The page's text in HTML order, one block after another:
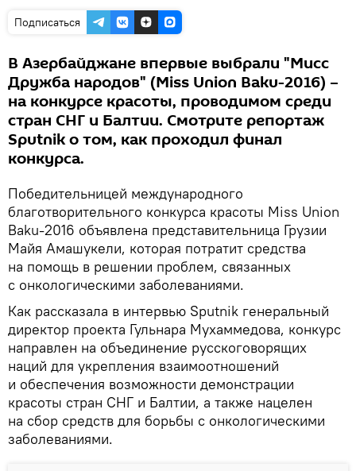
Подписаться
В Азербайджане впервые выбрали "Мисс
Дружба народов" (Miss Union Baku-2016) –
на конкурсе красоты, проводимом среди
стран СНГ и Балтии. Смотрите репортаж
Sputnik о том, как проходил финал
конкурса.
Победительницей международного
благотворительного конкурса красоты Miss Union
Baku-2016 объявлена представительница Грузии
Майя Амашукели, которая потратит средства
на помощь в решении проблем, связанных
с онкологическими заболеваниями.
Как рассказала в интервью Sputnik генеральный
директор проекта Гульнара Мухаммедова, конкурс
направлен на объединение русскоговорящих
наций для укрепления взаимоотношений
и обеспечения возможности демонстрации
красоты стран СНГ и Балтии, а также нацелен
на сбор средств для борьбы с онкологическими
заболеваниями.